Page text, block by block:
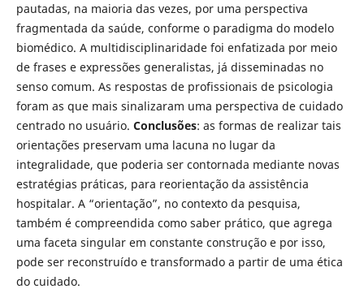
pautadas, na maioria das vezes, por uma perspectiva
fragmentada da saúde, conforme o paradigma do modelo
biomédico. A multidisciplinaridade foi enfatizada por meio
de frases e expressões generalistas, já disseminadas no
senso comum. As respostas de profissionais de psicologia
foram as que mais sinalizaram uma perspectiva de cuidado
centrado no usuário. Conclusões: as formas de realizar tais
orientações preservam uma lacuna no lugar da
integralidade, que poderia ser contornada mediante novas
estratégias práticas, para reorientação da assistência
hospitalar. A “orientação”, no contexto da pesquisa,
também é compreendida como saber prático, que agrega
uma faceta singular em constante construção e por isso,
pode ser reconstruído e transformado a partir de uma ética
do cuidado.